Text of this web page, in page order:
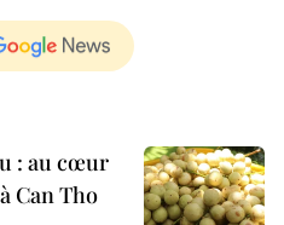
: au cœur
Can Tho